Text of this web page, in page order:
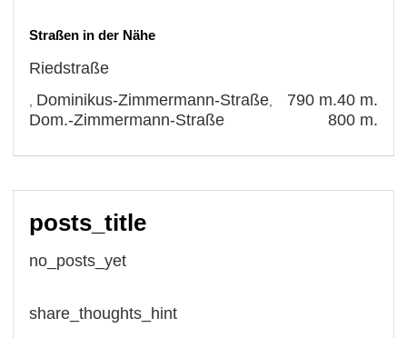
Straßen in der Nähe
Riedstraße
40 m.
Dominikus-Zimmermann-Straße 790 m.
Dom.-Zimmermann-Straße 800 m.
posts_title
no_posts_yet
share_thoughts_hint